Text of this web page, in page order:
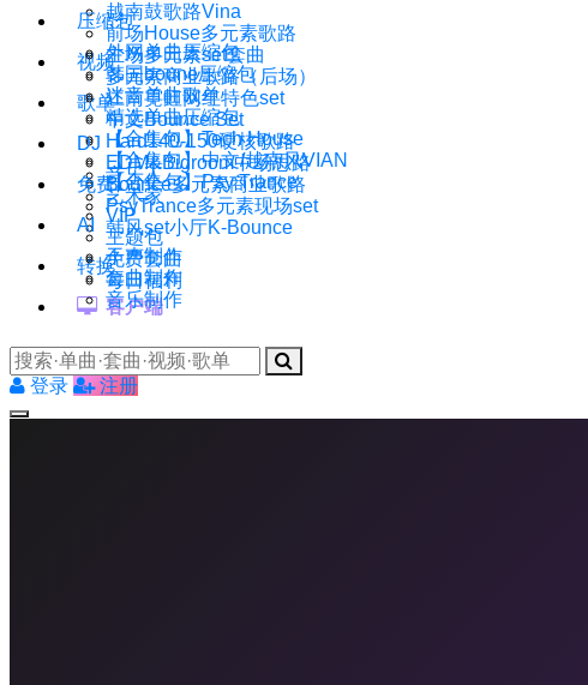
越南鼓歌路Vina
前场House多元素歌路
主场多元素set套曲
多元素商业歌路（后场）
江南霓虹网红特色set
中文Bounce Set
Hard140-150硬核歌路
EDM&Bigroom中场思路
Bounce多元素商业歌路
PsyTrance多元素现场set
韩风set小厅K-Bounce
压缩包
外网单曲压缩包
韩国boune压缩包
迷音单曲歌单
精选单曲压缩包
【合集包】Tech House
【合集包】中文/越南风VIAN
【合集包】Psy Trance
视频
歌单
DJ
音乐人
艺术家
免费
VIP
主题包
免费套曲
每日福利
AI
干声制作
套曲制作
音乐制作
转换
客户端
登录 注册